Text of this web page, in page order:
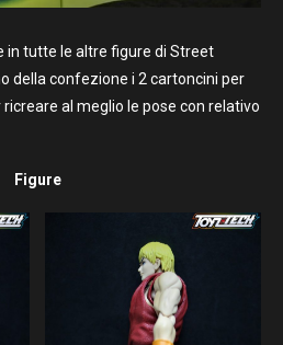
in tutte le altre figure di Street
della confezione i 2 cartoncini per
al meglio le pose con relativo
Figure